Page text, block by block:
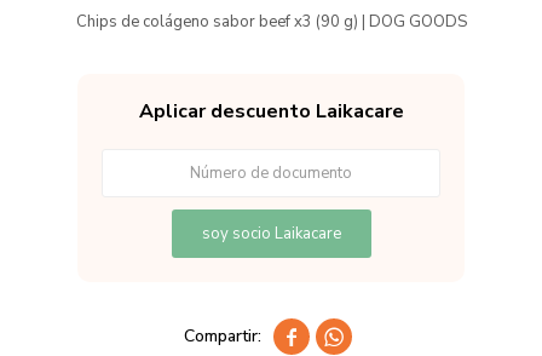
Chips de colágeno sabor beef x3 (90 g) | DOG GOODS
Aplicar descuento Laikacare
soy socio Laikacare
 